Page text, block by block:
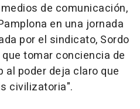
de comunicación,
en una jornada
por el sindicato, Sordo
tomar conciencia de
al poder deja claro que
civilizatoria".